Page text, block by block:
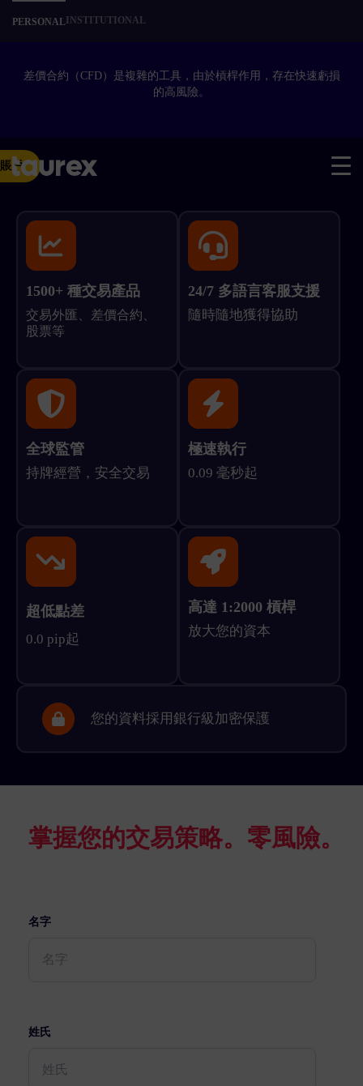
PERSONAL INSTITUTIONAL
差價合約（CFD）是複雜的工具，由於槓桿作用，存在快速虧損
的高風險。
戶
1500+ 種交易產品
交易外匯、差價合約、
股票等
24/7 多語言客服支援
隨時隨地獲得協助
全球監管
持牌經營，安全交易
極速執行
0.09 毫秒起
超低點差
0.0 pip起
高達 1:2000 槓桿
放大您的資本
您的資料採用銀行級加密保護
掌握您的交易策略。零風險。
名字
姓氏